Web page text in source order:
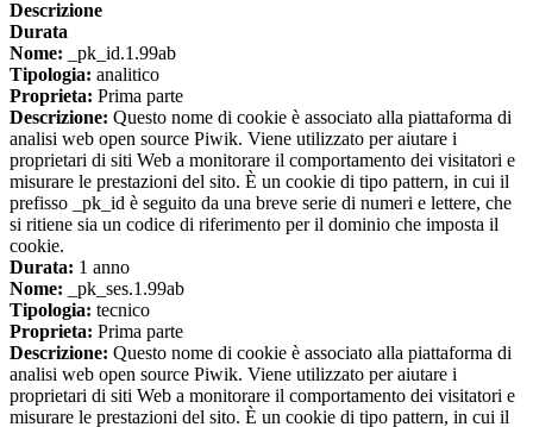
Descrizione
Durata
Nome: _pk_id.1.99ab
Tipologia: analitico
Proprieta: Prima parte
Descrizione: Questo nome di cookie è associato alla piattaforma di
analisi web open source Piwik. Viene utilizzato per aiutare i
proprietari di siti Web a monitorare il comportamento dei visitatori e
misurare le prestazioni del sito. È un cookie di tipo pattern, in cui il
prefisso _pk_id è seguito da una breve serie di numeri e lettere, che
si ritiene sia un codice di riferimento per il dominio che imposta il
cookie.
Durata: 1 anno
Nome: _pk_ses.1.99ab
Tipologia: tecnico
Proprieta: Prima parte
Descrizione: Questo nome di cookie è associato alla piattaforma di
analisi web open source Piwik. Viene utilizzato per aiutare i
proprietari di siti Web a monitorare il comportamento dei visitatori e
misurare le prestazioni del sito. È un cookie di tipo pattern, in cui il